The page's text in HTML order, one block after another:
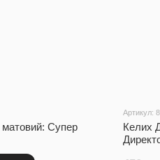
матовий: Супер
Артикул:
Келих